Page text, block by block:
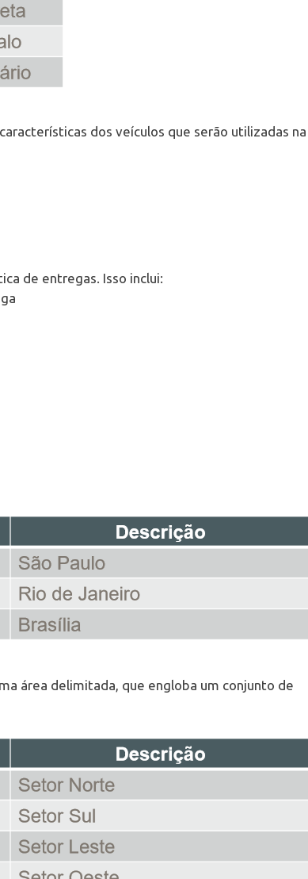
dos veículos que serão utilizadas na
de entregas. Isso inclui:
área delimitada, que engloba um conjunto de